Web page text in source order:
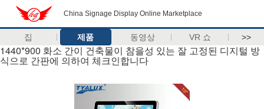
China Signage Display Online Marketplace
집 제품 동영상 VR 쇼 >>
1440*900 화소 간이 건축물이 참을성 있는 잘 고정된 디지털 방
식으로 간판에 의하여 체크인합니다